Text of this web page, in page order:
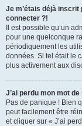
Je m’étais déjà
connecter ?!
Il est possible qu’un
pour une quelconque
périodiquement les
données. Si tel était le
plus activement aux
J’ai perdu mon mot de
Pas de panique ! Bien
peut facilement être
et cliquer sur « J’ai